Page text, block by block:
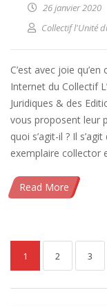
26 janvier 2020
Collectif l'Unité
C’est avec joie
Internet du Collectif
Juridiques & des
vous proposent leur
quoi s’agit-il ? Il
exemplaire collector
Read More
1 2 3